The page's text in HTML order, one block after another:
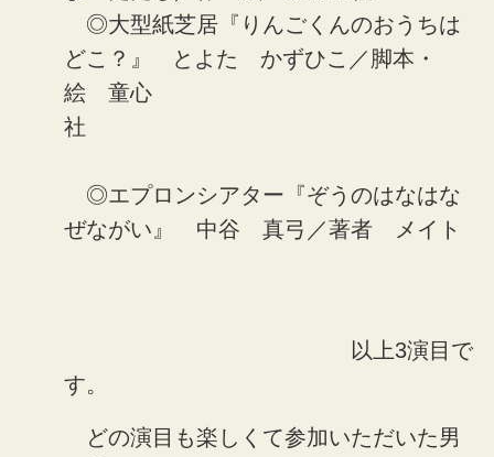
◎大型紙芝居『りんごくんのおうちは
どこ？』 とよた かずひこ／脚本・
絵 童心
社
◎エプロンシアター『ぞうのはなはな
ぜながい』 中谷 真弓／著者 メイト
以上3演目で
す。
どの演目も楽しくて参加いただいた男